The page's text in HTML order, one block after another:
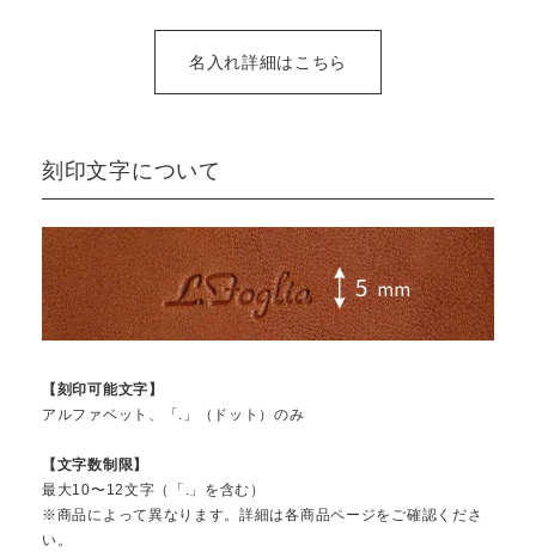
名入れ詳細はこちら
刻印文字について
【刻印可能文字】
アルファベット、「.」（ドット）のみ
【文字数制限】
最大10〜12文字（「.」を含む）
※商品によって異なります。詳細は各商品ページをご確認くださ
い。